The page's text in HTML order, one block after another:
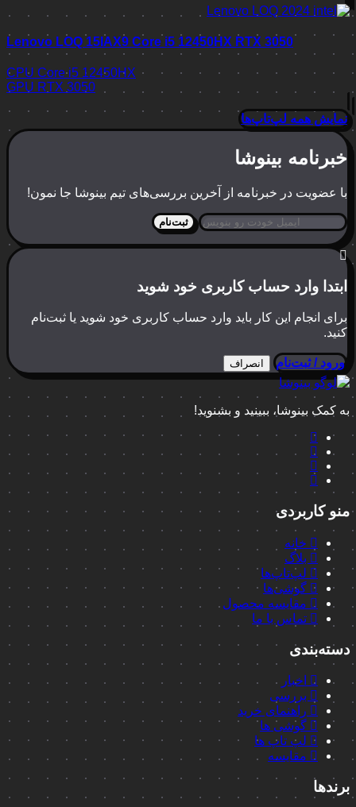
Lenovo LOQ 15IAX9 Core i5 12450HX RTX 3050
CPU Core i5 12450HX
GPU RTX 3050
نمایش همه لپ‌تاپ‌ها
خبرنامه بینوشا
با عضویت در خبرنامه از آخرین بررسی‌های تیم بینوشا جا نمون!
ثبت‌نام
ابتدا وارد حساب کاربری خود شوید
برای انجام این کار باید وارد حساب کاربری خود شوید یا ثبت‌نام
کنید.
ورود / ثبت‌نام انصراف
به کمک بینوشا، ببینید و بشنوید!
منو کاربردی
خانه
بلاگ
لپ‌تاپ‌ها
گوشی‌ها
مقایسه محصول
تماس با ما
دسته‌بندی
اخبار
بررسی
راهنمای خرید
گوشی ها
لپ تاپ ها
مقایسه
برندها